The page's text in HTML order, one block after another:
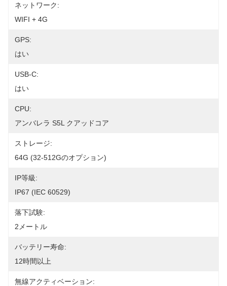
ネットワーク:
WIFI + 4G
GPS:
はい
USB-C:
はい
CPU:
アンバレラ S5L クアッドコア
ストレージ:
64G (32-512Gのオプション)
IP等級:
IP67 (IEC 60529)
落下試験:
2メートル
バッテリー寿命:
12時間以上
無線アクティベーション: